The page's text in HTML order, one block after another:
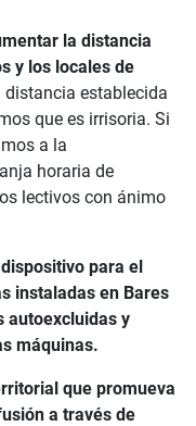
la distancia
y los locales de
distancia establecida
que es irrisoria. Si
a la
horaria de
lectivos con ánimo
para el
instaladas en Bares
autoexcluidas y
máquinas.
que promueva
a través de